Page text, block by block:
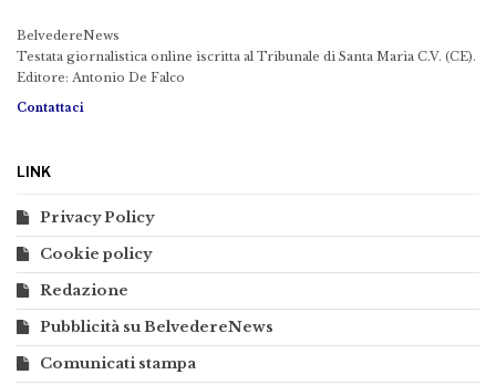
BelvedereNews
Testata giornalistica online iscritta al Tribunale di Santa Maria C.V. (CE).
Editore: Antonio De Falco
Contattaci
LINK
Privacy Policy
Cookie policy
Redazione
Pubblicità su BelvedereNews
Comunicati stampa